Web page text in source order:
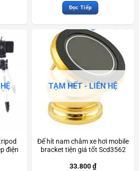
Đọc Tiếp
điện
TẠM HẾT - LIÊN HỆ
Đế hít nam châm xe hơi mobile
bracket tiện giá tốt Scd3562
33.800₫